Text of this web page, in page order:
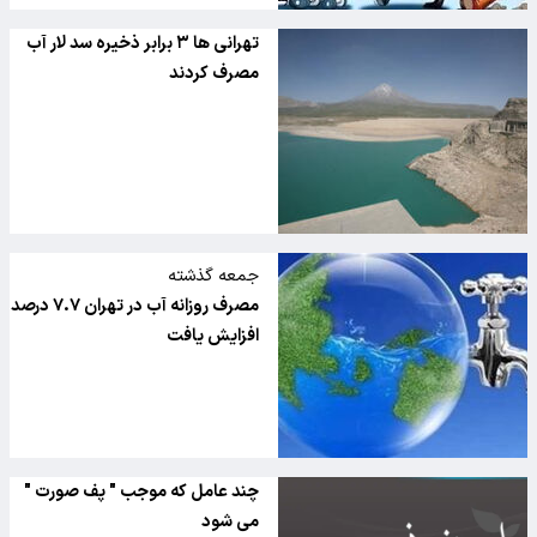
تهرانی ها ۳ برابر ذخیره سد لار آب
مصرف کردند
جمعه گذشته
مصرف روزانه آب در تهران ۷.۷ درصد
افزایش یافت
چند عامل که موجب " پف صورت "
می شود